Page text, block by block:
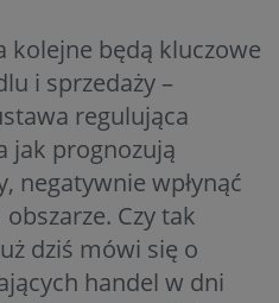
kolejne będą kluczowe
i sprzedaży –
regulująca
jak prognozują
negatywnie wpłynąć
Czy tak
dziś mówi się o
handel w dni